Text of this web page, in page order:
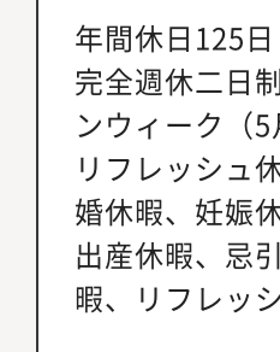
年間休日125日
完全週休二日
ンウィーク（
リフレッシュ
婚休暇、妊娠
出産休暇、忌
暇、リフレッ